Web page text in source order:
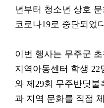
년부터 청소년 상호
코로나19로 중단되었
이번 행사는 무주군
지역아동센터 학생
와 제29회 무주반딧
과 지역 문화를 직접